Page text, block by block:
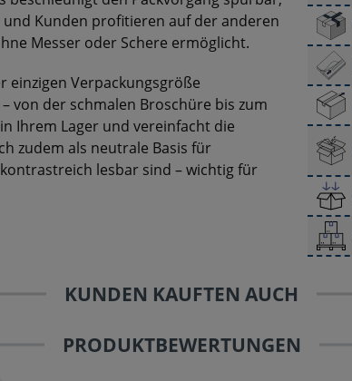
Kunden profitieren auf der anderen
Messer oder Schere ermöglicht.
einzigen Verpackungsgröße
von der schmalen Broschüre bis zum
Ihrem Lager und vereinfacht die
zudem als neutrale Basis für
lesbar sind – wichtig für
KUNDEN KAUFTEN AUCH
PRODUKTBEWERTUNGEN